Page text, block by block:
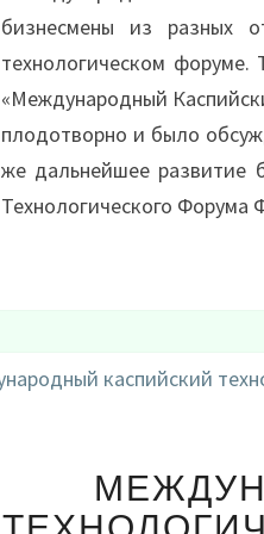
бизнесмены из разных
технологическом
«Международный
плодотворно и было
же дальнейшее развитие
Технологического Форума